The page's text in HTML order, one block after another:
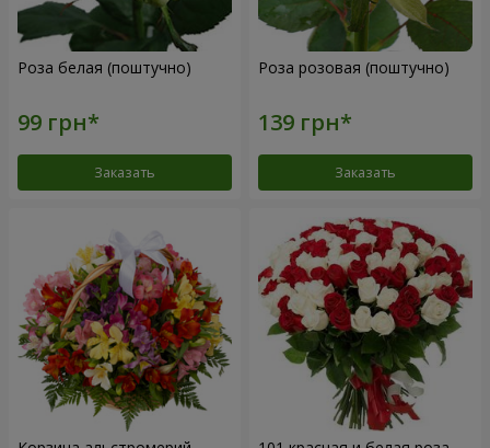
Роза белая (поштучно)
Заказать
Роза розовая (поштучно)
Заказать